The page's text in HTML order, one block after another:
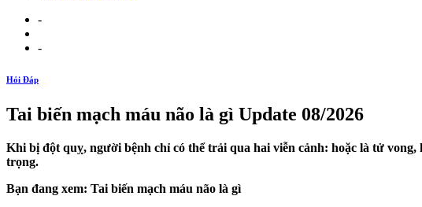
-
-
Hỏi Đáp
Tai biến mạch máu não là gì Update 08/2026
Khi bị đột quỵ, người bệnh chỉ có thể trải qua hai viễn cảnh: hoặc là tử
trọng.
Bạn đang xem: Tai biến mạch máu não là gì